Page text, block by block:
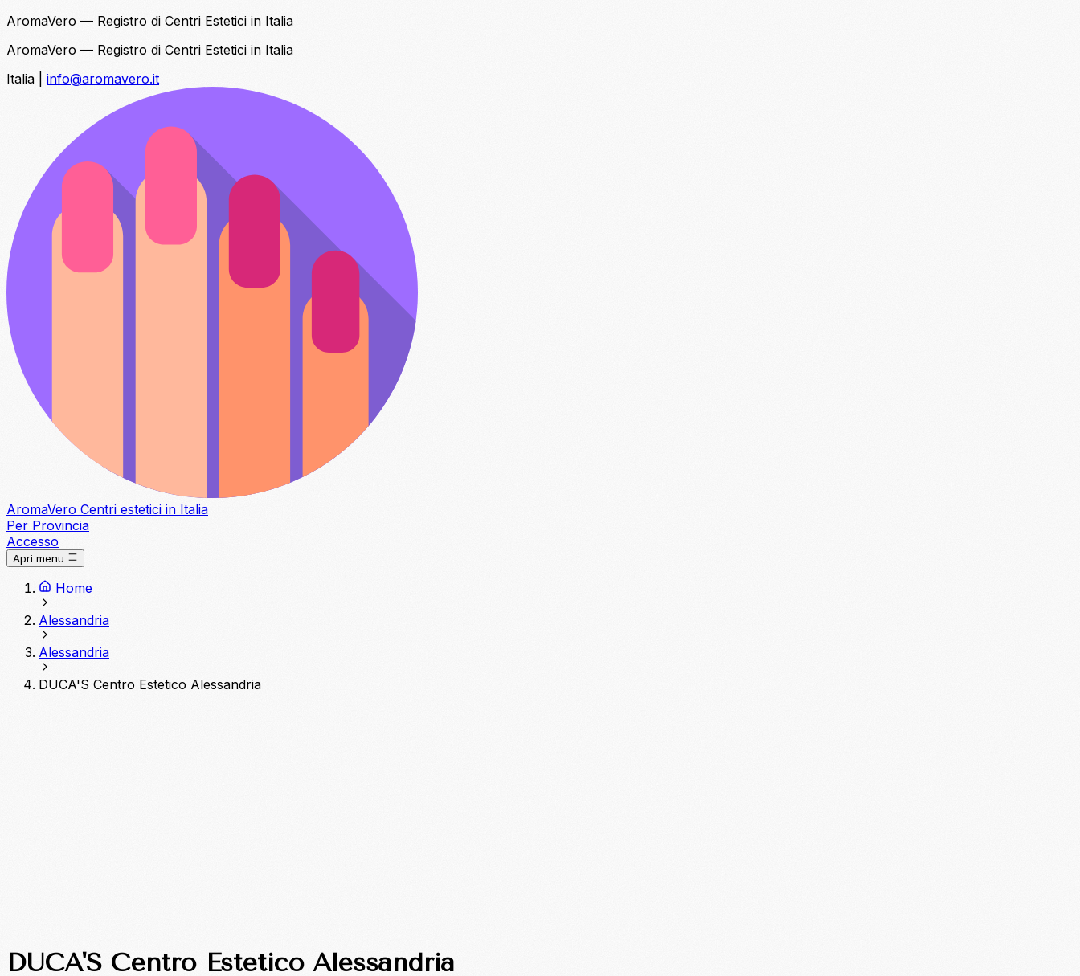
AromaVero — Registro di Centri Estetici in Italia
AromaVero — Registro di Centri Estetici in Italia
Italia
info@aromavero.it
AromaVero Centri estetici in Italia
Per Provincia
Accesso
Apri menu
Home
Alessandria
Alessandria
DUCA'S Centro Estetico Alessandria
DUCA'S Centro Estetico Alessandria